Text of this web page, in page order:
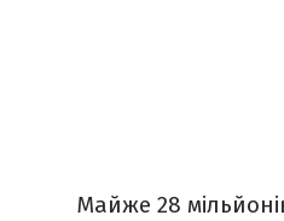
Майже 28